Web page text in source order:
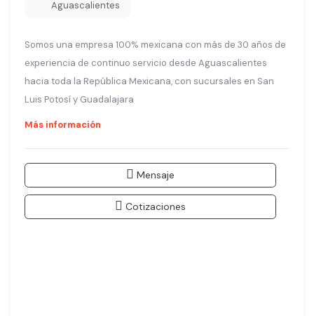
Aguascalientes
Somos una empresa 100% mexicana con más de 30 años de
experiencia de continuo servicio desde Aguascalientes
hacia toda la República Mexicana, con sucursales en San
Luis Potosí y Guadalajara
Más información
Mensaje
Cotizaciones